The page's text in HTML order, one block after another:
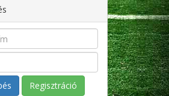
Regisztráció